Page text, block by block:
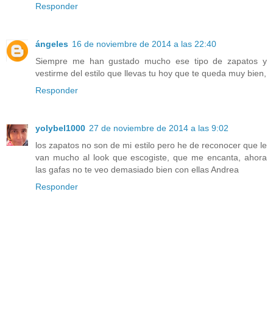
Responder
ángeles 16 de noviembre de 2014 a las 22:40
Siempre me han gustado mucho ese tipo de zapatos y
vestirme del estilo que llevas tu hoy que te queda muy bien,
Responder
yolybel1000 27 de noviembre de 2014 a las 9:02
los zapatos no son de mi estilo pero he de reconocer que le
van mucho al look que escogiste, que me encanta, ahora
las gafas no te veo demasiado bien con ellas Andrea
Responder